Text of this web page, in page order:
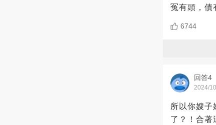
冤有頭，債
6744
回答4
2024/
所以你嫂子
了？！合著